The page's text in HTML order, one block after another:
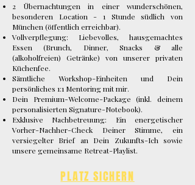
2 Übernachtungen in einer wunderschönen,
besonderen Location - 1 Stunde südlich von
München (öffentlich erreichbar).
Vollverpflegung: Liebevolles, hausgemachtes
Essen (Brunch, Dinner, Snacks & alle
(alkoholfreien) Getränke) von unserer privaten
Küchenfee.
Sämtliche Workshop-Einheiten und Dein
persönliches 1:1 Mentoring mit mir.
Dein Premium-Welcome-Package (inkl. deinem
personalisierten Signature-Notebook).
Exklusive Nachbetreuung: Ein energetischer
Vorher-Nachher-Check Deiner Stimme, ein
versiegelter Brief an Dein Zukunfts-Ich sowie
unsere gemeinsame Retreat-Playlist.
PLATZ SICHERN